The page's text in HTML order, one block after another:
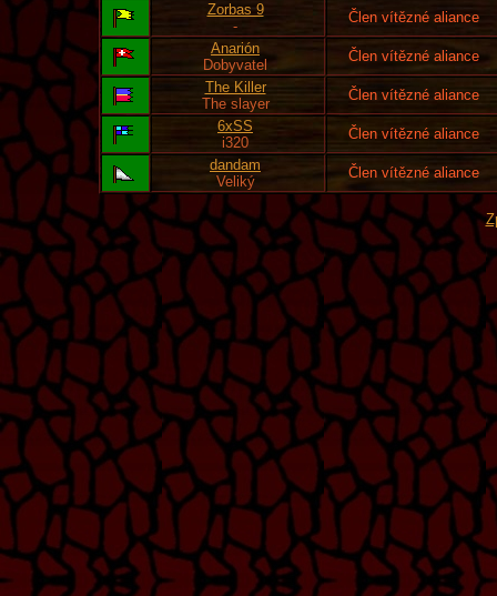
Zorbas 9
-
Člen vítězné aliance
Anarión
Dobyvatel
Člen vítězné aliance
The Killer
The slayer
Člen vítězné aliance
6xSS
i320
Člen vítězné aliance
dandam
Veliký
Člen vítězné aliance